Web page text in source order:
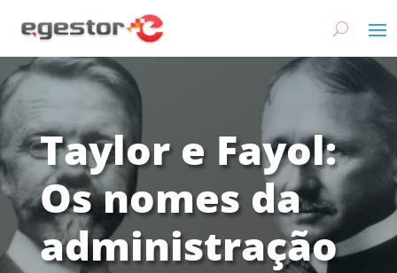
Taylor e Fayol:
Os nomes da
administração